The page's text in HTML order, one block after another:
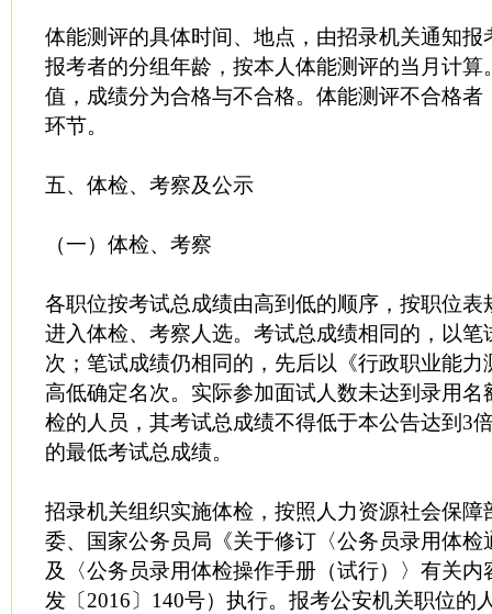
体能测评的具体时间、地点，由招录机关通知报
报考者的分组年龄，按本人体能测评的当月计算
值，成绩分为合格与不合格。体能测评不合格者
环节。
五、体检、考察及公示
（一）体检、考察
各职位按考试总成绩由高到低的顺序，按职位表
进入体检、考察人选。考试总成绩相同的，以笔
次；笔试成绩仍相同的，先后以《行政职业能力
高低确定名次。实际参加面试人数未达到录用名
检的人员，其考试总成绩不得低于本公告达到3
的最低考试总成绩。
招录机关组织实施体检，按照人力资源社会保障
委、国家公务员局《关于修订〈公务员录用体检
及〈公务员录用体检操作手册（试行）〉有关
发〔2016〕140号）执行。报考公安机关职位的